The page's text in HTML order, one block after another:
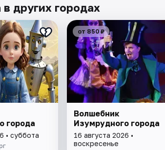
других городах
города
• суббота
от 850 ₽
Волшебник
Изумрудного города
16 августа 2026 •
воскресенье